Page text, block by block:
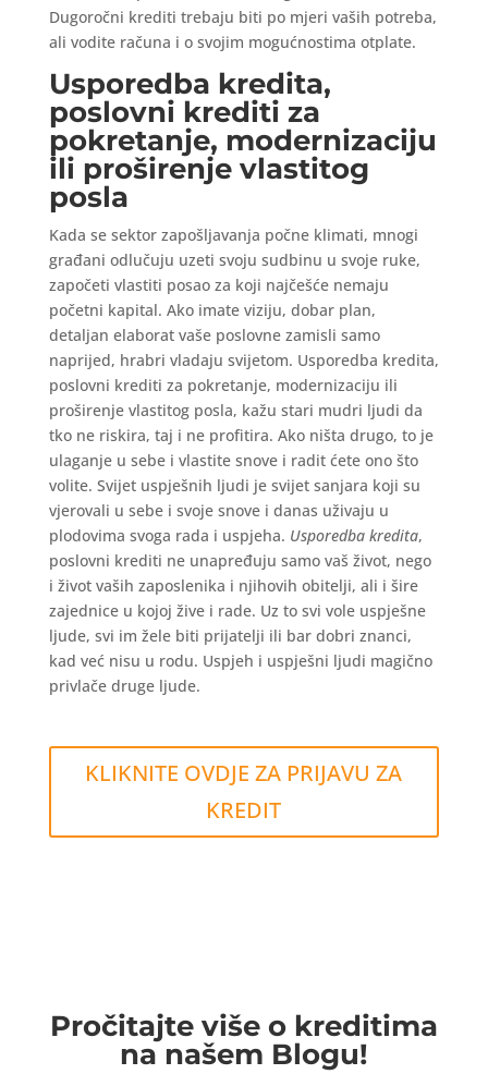
Dugoročni krediti trebaju biti po mjeri vaših potreba,
ali vodite računa i o svojim mogućnostima otplate.
Usporedba kredita,
poslovni krediti za
pokretanje, modernizaciju
ili proširenje vlastitog
posla
Kada se sektor zapošljavanja počne klimati, mnogi
građani odlučuju uzeti svoju sudbinu u svoje ruke,
započeti vlastiti posao za koji najčešće nemaju
početni kapital. Ako imate viziju, dobar plan,
detaljan elaborat vaše poslovne zamisli samo
naprijed, hrabri vladaju svijetom. Usporedba kredita,
poslovni krediti za pokretanje, modernizaciju ili
proširenje vlastitog posla, kažu stari mudri ljudi da
tko ne riskira, taj i ne profitira. Ako ništa drugo, to je
ulaganje u sebe i vlastite snove i radit ćete ono što
volite. Svijet uspješnih ljudi je svijet sanjara koji su
vjerovali u sebe i svoje snove i danas uživaju u
plodovima svoga rada i uspjeha. Usporedba kredita,
poslovni krediti ne unapređuju samo vaš život, nego
i život vaših zaposlenika i njihovih obitelji, ali i šire
zajednice u kojoj žive i rade. Uz to svi vole uspješne
ljude, svi im žele biti prijatelji ili bar dobri znanci,
kad već nisu u rodu. Uspjeh i uspješni ljudi magično
privlače druge ljude.
KLIKNITE OVDJE ZA PRIJAVU ZA
KREDIT
Pročitajte više o kreditima
na našem Blogu!